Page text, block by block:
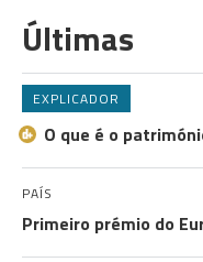
Últimas
EXPLICADOR
O que é o
PAÍS
Primeiro prémio do